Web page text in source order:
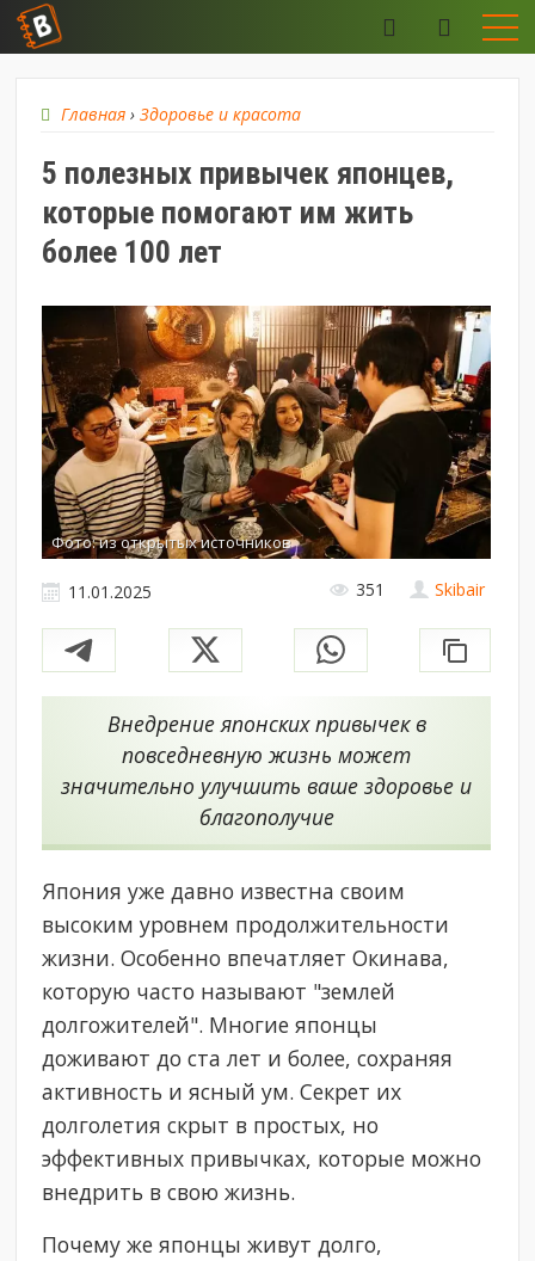
Главная ›Здоровье и красота
5 полезных привычек японцев,
которые помогают им жить
более 100 лет
Фото: из открытых источников
Skibair
11.01.2025 351
Внедрение японских привычек в
повседневную жизнь может
значительно улучшить ваше здоровье и
благополучие
Япония уже давно известна своим
высоким уровнем продолжительности
жизни. Особенно впечатляет Окинава,
которую часто называют "землей
долгожителей". Многие японцы
доживают до ста лет и более, сохраняя
активность и ясный ум. Секрет их
долголетия скрыт в простых, но
эффективных привычках, которые можно
внедрить в свою жизнь.
Почему же японцы живут долго,